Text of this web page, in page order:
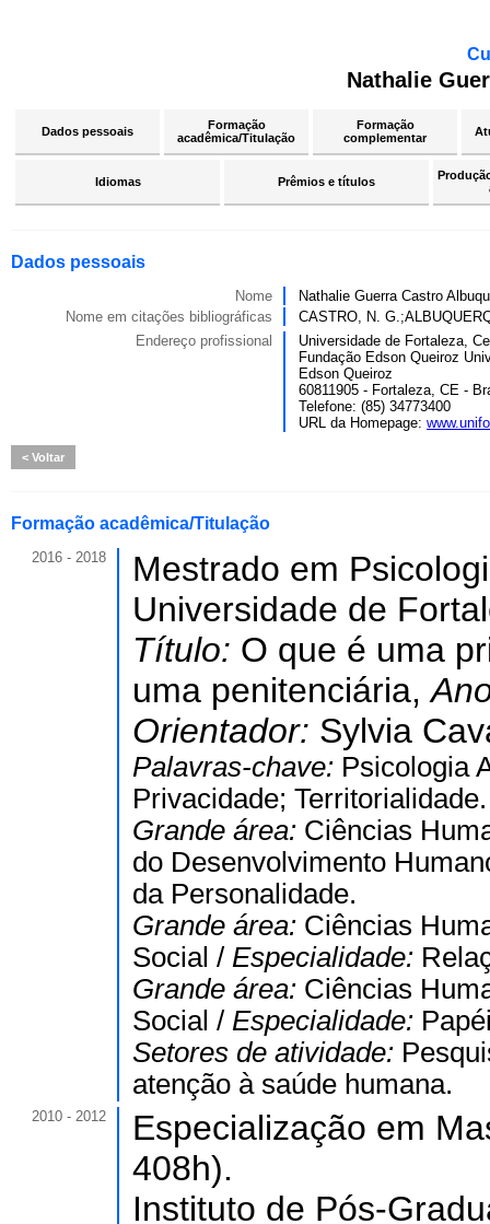
Nathalie
Dados pessoais
Formação
acadêmica/Titulação
Formação
complementar
Idiomas Prêmios e títulos
Dados pessoais
Nome
Nathalie Guerra Castro
Nome em citações bibliográficas
CASTRO, N.
Endereço profissional
Universidade de Fortaleza,
Fundação Edson Queiroz
Edson Queiroz
60811905 - Fortaleza, CE -
Telefone: (85) 34773400
URL da Homepage:
Voltar
Formação acadêmica/Titulação
2016 - 2018
Mestrado em
Universidade de
Título: O que é uma
uma penitenciária,
Orientador: Sylvia
Palavras-chave: Psicologia
Privacidade; Territorialidade.
Grande área: Ciências
do Desenvolvimento
da Personalidade.
Grande área: Ciências
Social / Especialidade:
Grande área: Ciências
Social / Especialidade:
Setores de atividade:
atenção à saúde humana.
2010 - 2012
Especialização em
408h).
Instituto de Pós-